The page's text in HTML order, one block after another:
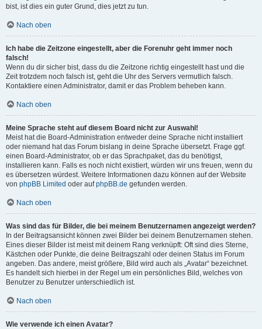
bist, ist dies ein guter Grund, dies jetzt zu tun.
Nach oben
Ich habe die Zeitzone eingestellt, aber die Forenuhr geht immer noch
falsch!
Wenn du dir sicher bist, dass du die Zeitzone richtig eingestellt hast und die
Zeit trotzdem noch falsch ist, geht die Uhr des Servers vermutlich falsch.
Kontaktiere einen Administrator, damit er das Problem beheben kann.
Nach oben
Meine Sprache steht auf diesem Board nicht zur Auswahl!
Meist hat die Board-Administration entweder deine Sprache nicht installiert
oder niemand hat das Forum bislang in deine Sprache übersetzt. Frage ggf.
einen Board-Administrator, ob er das Sprachpaket, das du benötigst,
installieren kann. Falls es noch nicht existiert, würden wir uns freuen, wenn du
es übersetzen würdest. Weitere Informationen dazu können auf der Website
von phpBB Limited oder aufphpBB.de gefunden werden.
Nach oben
Was sind das für Bilder, die bei meinem Benutzernamen angezeigt werden?
In der Beitragsansicht können zwei Bilder bei deinem Benutzernamen stehen.
Eines dieser Bilder ist meist mit deinem Rang verknüpft: Oft sind dies Sterne,
Kästchen oder Punkte, die deine Beitragszahl oder deinen Status im Forum
angeben. Das andere, meist größere, Bild wird auch als „Avatar“ bezeichnet.
Es handelt sich hierbei in der Regel um ein persönliches Bild, welches von
Benutzer zu Benutzer unterschiedlich ist.
Nach oben
Wie verwende ich einen Avatar?